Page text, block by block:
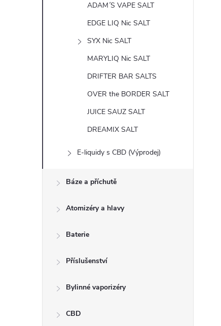
ADAM´S VAPE SALT
EDGE LIQ Nic SALT
SYX Nic SALT
MARYLIQ Nic SALT
DRIFTER BAR SALTS
OVER the BORDER SALT
JUICE SAUZ SALT
DREAMIX SALT
E-liquidy s CBD (Výprodej)
Báze a příchutě
Atomizéry a hlavy
Baterie
Příslušenství
Bylinné vaporizéry
CBD